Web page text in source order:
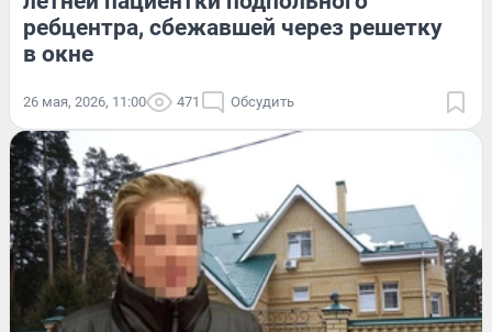
ребцентра, сбежавшей через решетку
в окне
26 мая, 2026, 11:00 471 Обсудить